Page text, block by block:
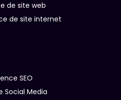
de site web
de site internet
SEO
Social Media